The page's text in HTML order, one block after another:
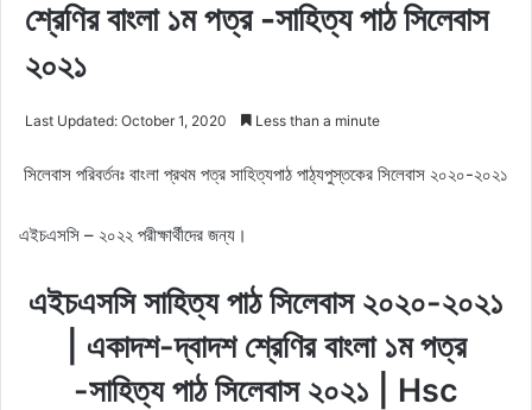
শ্রেণির বাংলা ১ম পত্র -সাহিত্য পাঠ সিলেবাস
২০২১
Last Updated: October 1, 2020 Less than a minute
সিলেবাস পরিবর্তনঃ বাংলা প্রথম পত্র সাহিত্যপাঠ পাঠ্যপুস্তকের সিলেবাস ২০২০-২০২১
এইচএসসি – ২০২২ পরীক্ষার্থীদের জন্য।
এইচএসসি সাহিত্য পাঠ সিলেবাস ২০২০-২০২১
| একাদশ-দ্বাদশ শ্রেণির বাংলা ১ম পত্র
-সাহিত্য পাঠ সিলেবাস ২০২১ | Hsc